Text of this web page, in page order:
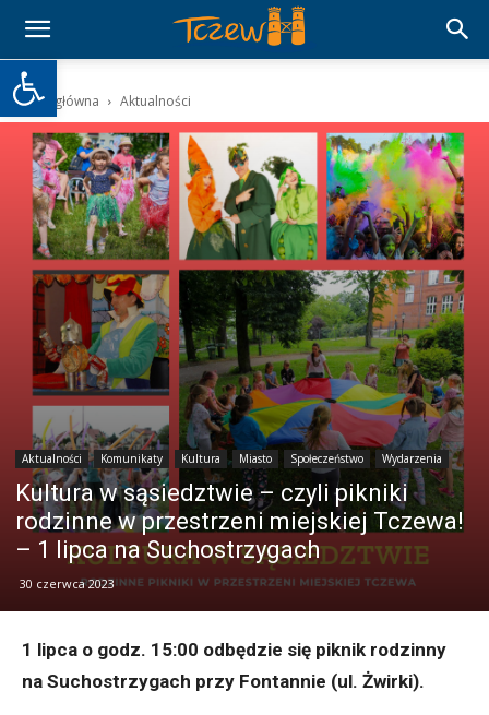
Otwórz pasek narzędzi
Strona główna Aktualności
Aktualności Komunikaty Kultura Miasto Społeczeństwo Wydarzenia
Kultura w sąsiedztwie – czyli pikniki
rodzinne w przestrzeni miejskiej Tczewa!
– 1 lipca na Suchostrzygach
30 czerwca 2023
1 lipca o godz. 15:00 odbędzie się piknik rodzinny
na Suchostrzygach przy Fontannie (ul. Żwirki).